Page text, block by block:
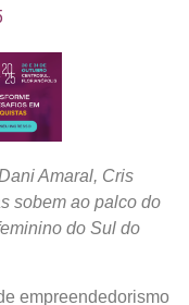
Amaral, Cris
sobem ao palco do
do Sul do
empreendedorismo